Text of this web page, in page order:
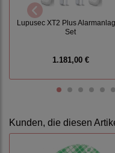
Lupusec XT2 Plus
Set
1.181,00 €
Kunden, die diesen